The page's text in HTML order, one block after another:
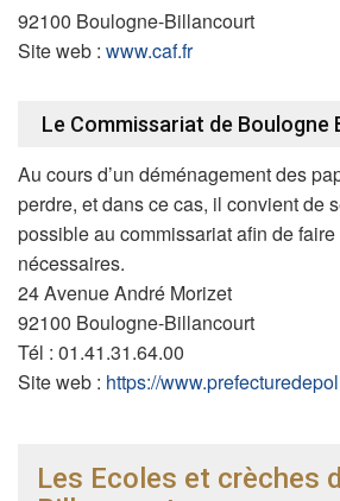
92100 Boulogne-Billancourt
Site web : www.caf.fr
Le Commissariat de Boulogne
Au cours d’un déménagement des
perdre, et dans ce cas, il convient de
possible au commissariat afin de
nécessaires.
24 Avenue André Morizet
92100 Boulogne-Billancourt
Tél : 01.41.31.64.00
Site web : https://
Les Ecoles et crèches